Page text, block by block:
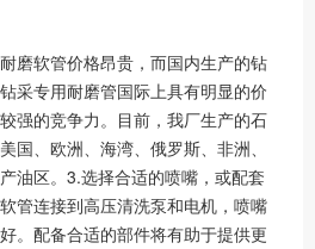
磨软管价格昂贵，而国内生产的钻
采专用耐磨管国际上具有明显的价
强的竞争力。目前，我厂生产的石
国、欧洲、海湾、俄罗斯、非洲、
油区。3.选择合适的喷嘴，或配套
管连接到高压清洗泵和电机，喷嘴
。配备合适的部件将有助于提供更